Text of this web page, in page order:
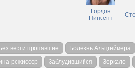
Гордон
Пинсент
Без вести пропавшие Болезнь Альцгеймера
режиссер Заблудившийся Зеркало